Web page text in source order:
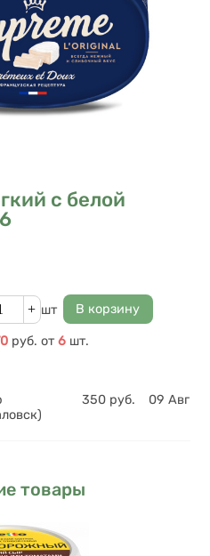
с белой
шт
руб. от 6 шт.
350 руб.
09 Авг
товары